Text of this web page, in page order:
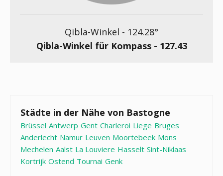
Qibla-Winkel - 124.28°
Qibla-Winkel für Kompass - 127.43
Städte in der Nähe von Bastogne
Brüssel Antwerp Gent Charleroi Liege Bruges
Anderlecht Namur Leuven Moortebeek Mons
Mechelen Aalst La Louviere Hasselt Sint-Niklaas
Kortrijk Ostend Tournai Genk